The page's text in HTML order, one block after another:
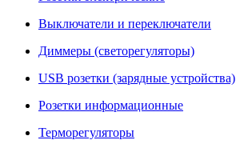
Выключатели и переключатели
Диммеры (светорегуляторы)
USB розетки (зарядные устройства)
Розетки информационные
Терморегуляторы